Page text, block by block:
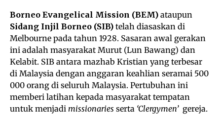
Borneo Evangelical Mission (BEM) ataupun
Sidang Injil Borneo (SIB) telah diasaskan di
Melbourne pada tahun 1928. Sasaran awal gerakan
ini adalah masyarakat Murut (Lun Bawang) dan
Kelabit. SIB antara mazhab Kristian yang terbesar
di Malaysia dengan anggaran keahlian seramai 500
000 orang di seluruh Malaysia. Pertubuhan ini
memberi latihan kepada masyarakat tempatan
untuk menjadi missionaries serta ‘Clergymen’gereja.